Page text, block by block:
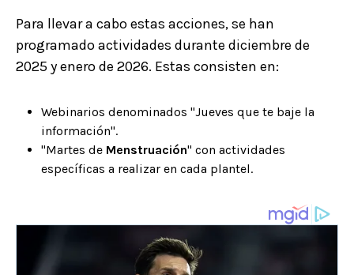
Para llevar a cabo estas acciones, se han
programado actividades durante diciembre de
2025 y enero de 2026. Estas consisten en:
Webinarios denominados "Jueves que te baje la
información".
"Martes de Menstruación" con actividades
específicas a realizar en cada plantel.